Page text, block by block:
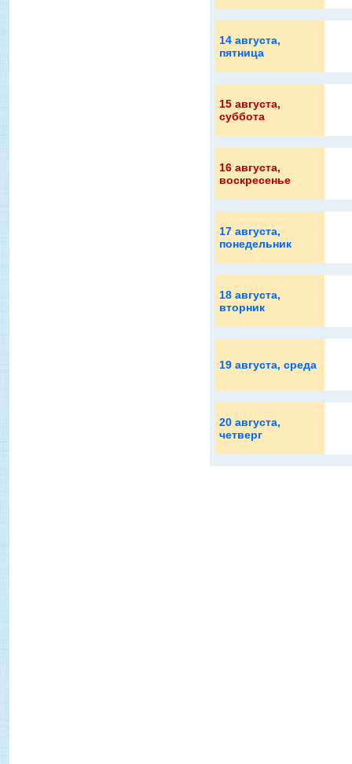
14 августа,
пятница
15 августа,
суббота
16 августа,
воскресенье
17 августа,
понедельник
18 августа,
вторник
19 августа, среда
20 августа,
четверг